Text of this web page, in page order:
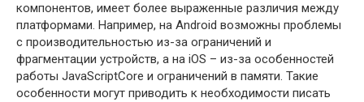
компонентов, имеет более выраженные различия между
платформами. Например, на Android возможны проблемы
с производительностью из-за ограничений и
фрагментации устройств, а на iOS – из-за особенностей
работы JavaScriptCore и ограничений в памяти. Такие
особенности могут приводить к необходимости писать